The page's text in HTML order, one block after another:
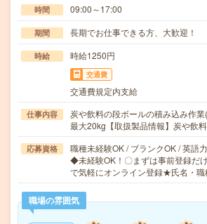
時間 09:00～17:00
期間 長期でお仕事できる方、大歓迎！
時給 時給1250円
交通費
交通費規定内支給
仕事内容
炭や飲料の段ボールの積み込み作
最大20kg【取扱製品情報】炭や飲
応募資格
職種未経験OK / ブランクOK / 英語
◆未経験OK！〇まずは事前登録だ
で気軽にオンライン登録★氏名・
職場の雰囲気